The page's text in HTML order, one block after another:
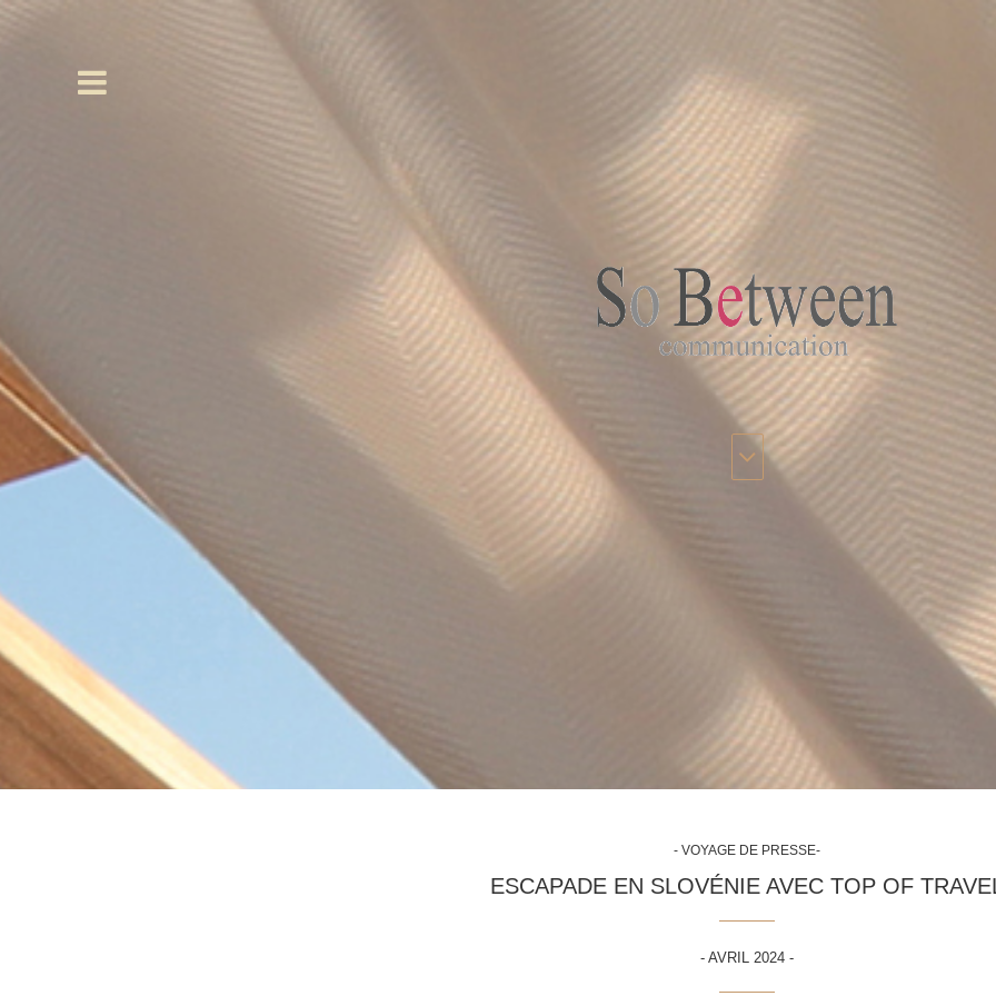
- VOYAGE DE PRESSE-
ESCAPADE EN SLOVÉNIE AVEC TOP OF
- AVRIL 2024 -